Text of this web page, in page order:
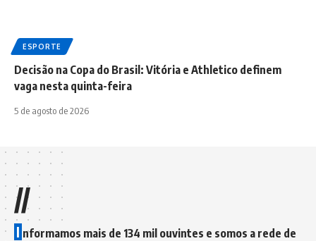
ESPORTE
Decisão na Copa do Brasil: Vitória e Athletico definem
vaga nesta quinta-feira
5 de agosto de 2026
//
I nformamos mais de 134 mil ouvintes e somos a rede de